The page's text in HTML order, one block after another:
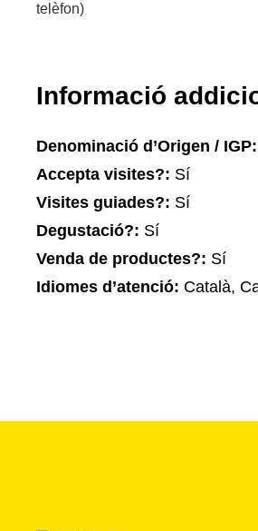
telèfon)
Informació
Denominació d’Origen / IGP:
Accepta visites?: Sí
Visites guiades?: Sí
Degustació?: Sí
Venda de productes?: Sí
Idiomes d’atenció: Català,